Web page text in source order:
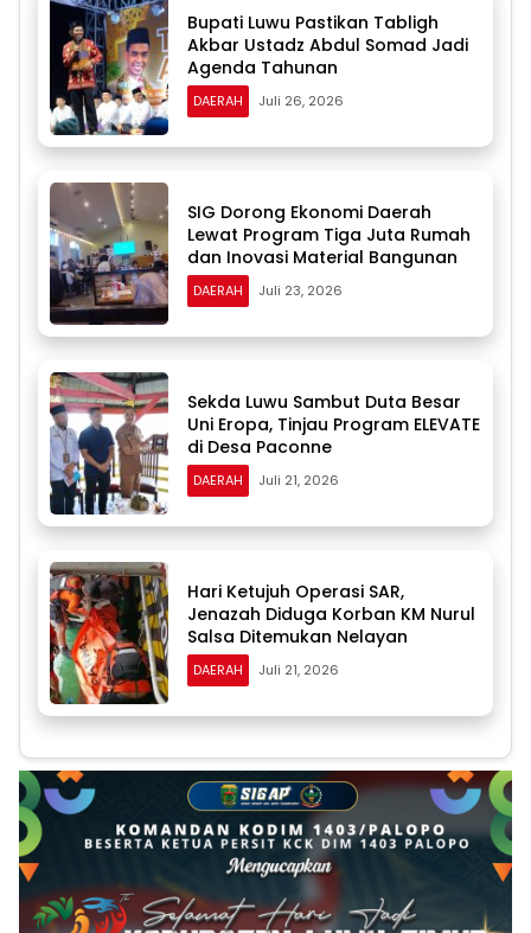
Bupati Luwu Pastikan Tabligh
Akbar Ustadz Abdul Somad Jadi
Agenda Tahunan
DAERAH Juli 26, 2026
SIG Dorong Ekonomi Daerah
Lewat Program Tiga Juta Rumah
dan Inovasi Material Bangunan
DAERAH Juli 23, 2026
Sekda Luwu Sambut Duta Besar
Uni Eropa, Tinjau Program ELEVATE
di Desa Paconne
DAERAH Juli 21, 2026
Hari Ketujuh Operasi SAR,
Jenazah Diduga Korban KM Nurul
Salsa Ditemukan Nelayan
DAERAH Juli 21, 2026